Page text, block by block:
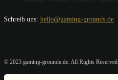
Schreib uns: hello@gaming-grounds.de
© 2023 gaming-grounds.de. All Rights Reserved.